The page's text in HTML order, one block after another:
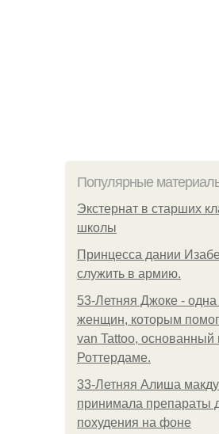
Популярные
Экстернат в старших
школы
Принцесса дании
служить в армию.
53-Летняя Джоке - одна
женщин, которым
van Tattoo, основанный
Роттердаме.
33-Летняя Алиша
принимала препараты
похудения на фоне